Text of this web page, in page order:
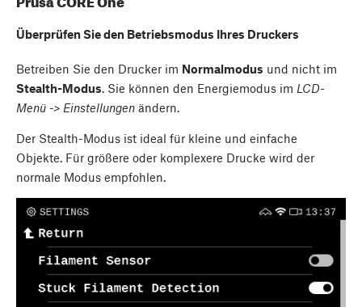
Überprüfen Sie den Betriebsmodus Ihres Druckers
Betreiben Sie den Drucker im Normalmodus und nicht im
Stealth-Modus. Sie können den Energiemodus im LCD-
Menü -> Einstellungen ändern.
Der Stealth-Modus ist ideal für kleine und einfache
Objekte. Für größere oder komplexere Drucke wird der
normale Modus empfohlen.